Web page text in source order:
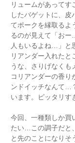
リュームがあってす
したバゲットに、皮
てポークを縁取るよ
るのが見えて「お
人もいるよね…」と
リアンダー入れた
うな、さりげなくも
コリアンダーの香り
ンドイッチなんて…
います。ピッタリす
今回、一種類しか買
たい…この調子だと
と先のことになりそ